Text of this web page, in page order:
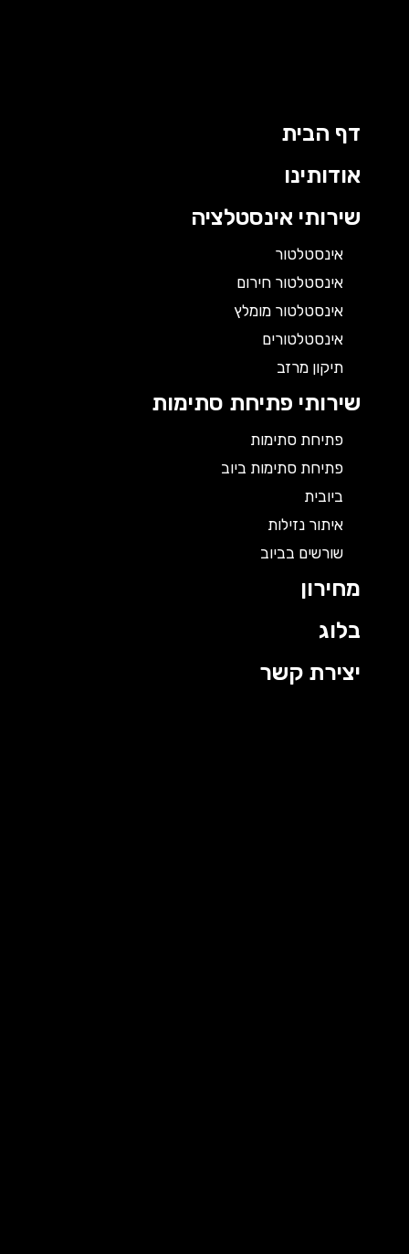
דף הבית
אודותינו
שירותי אינסטלציה
אינסטלטור
אינסטלטור חירום
אינסטלטור מומלץ
אינסטלטורים
תיקון מרזב
שירותי פתיחת סתימות
פתיחת סתימות
פתיחת סתימות ביוב
ביובית
איתור נזילות
שורשים בביוב
מחירון
בלוג
יצירת קשר